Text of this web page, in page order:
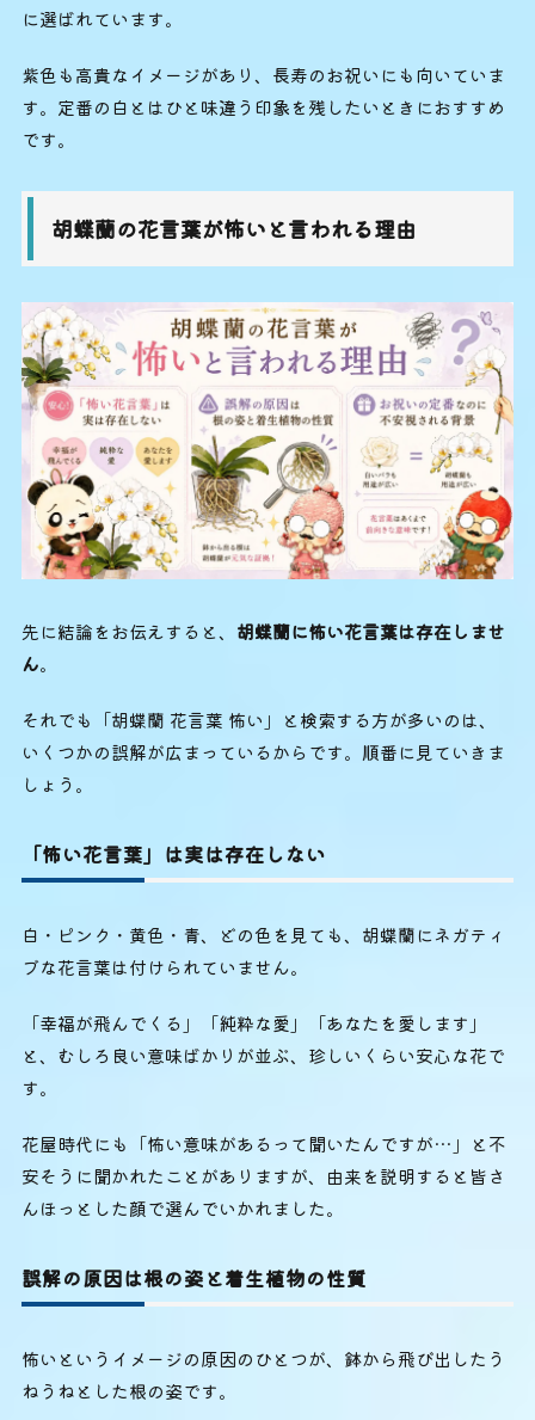
に選ばれています。
紫色も高貴なイメージがあり、長寿のお祝いにも向いていま
す。定番の白とはひと味違う印象を残したいときにおすすめ
です。
胡蝶蘭の花言葉が怖いと言われる理由
先に結論をお伝えすると、 胡蝶蘭に怖い花言葉は存在しませ
ん。
それでも「胡蝶蘭 花言葉 怖い」と検索する方が多いのは、
いくつかの誤解が広まっているからです。順番に見ていきま
しょう。
「怖い花言葉」は実は存在しない
白・ピンク・黄色・青、どの色を見ても、胡蝶蘭にネガティ
ブな花言葉は付けられていません。
「幸福が飛んでくる」「純粋な愛」「あなたを愛します」
と、むしろ良い意味ばかりが並ぶ、珍しいくらい安心な花で
す。
花屋時代にも「怖い意味があるって聞いたんですが…」と不
安そうに聞かれたことがありますが、由来を説明すると皆さ
んほっとした顔で選んでいかれました。
誤解の原因は根の姿と着生植物の性質
怖いというイメージの原因のひとつが、鉢から飛び出したう
ねうねとした根の姿です。